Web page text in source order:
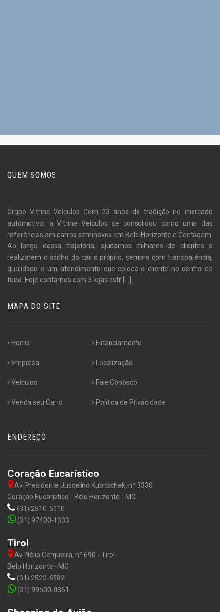
QUEM SOMOS
Grupo Vitrine Veículos Com 23 anos de tradição no mercado
automotivo, a Vitrine Veículos se consolidou como uma das
referências em carros seminovos em Belo Horizonte e Contagem.
Ao longo dessa trajetória, ajudamos milhares de clientes a
realizarem o sonho do carro próprio, sempre com transparência,
qualidade e um atendimento que coloca o cliente no centro de
tudo. Hoje contamos com 3 lojas estr
MAPA DO SITE
Home
Empresa
Veículos
Venda seu Carro
Financiamento
Localização
Fale Conosco
Politica de Privacidade
ENDEREÇO
Coração Eucarístico
Av. Presidente Juscelino Kubitschek, nº 3330
Coração Eucarístico - Belo Horizonte - MG
(31) 2510-5010
(31) 97400-1333
Tirol
Av. Nélio Cerqueira, nº 690 - Tirol
Belo Horizonte - MG
(31) 2523-6582
(31) 99500-0361